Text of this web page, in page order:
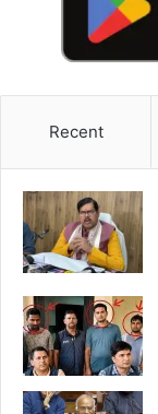
Recent